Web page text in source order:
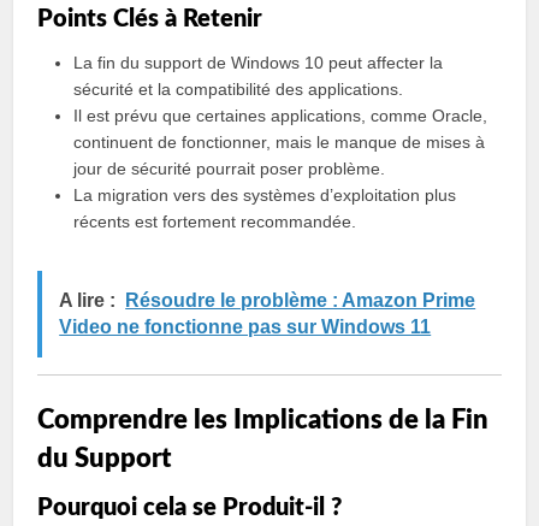
Points Clés à Retenir
La fin du support de Windows 10 peut affecter la
sécurité et la compatibilité des applications.
Il est prévu que certaines applications, comme Oracle,
continuent de fonctionner, mais le manque de mises à
jour de sécurité pourrait poser problème.
La migration vers des systèmes d’exploitation plus
récents est fortement recommandée.
A lire :
Résoudre le problème : Amazon Prime
Video ne fonctionne pas sur Windows 11
Comprendre les Implications de la Fin
du Support
Pourquoi cela se Produit-il ?